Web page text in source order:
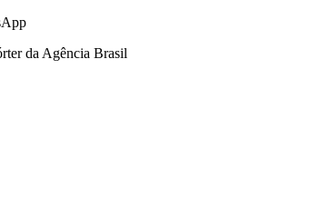
da Agência Brasil